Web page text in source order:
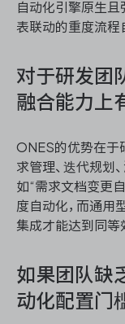
自动化引擎原生且
表联动的重度流程
对于研发团
融合能力上
ONES的优势在于
求管理、迭代规划
如“需求文档变更
度自动化，而通用
集成才能达到同等
如果团队缺
动化配置门